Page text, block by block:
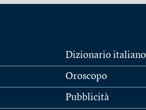
Dizionario italiano
Oroscopo
Pubblicità